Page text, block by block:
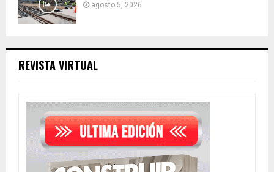
agosto 5, 2026
REVISTA VIRTUAL